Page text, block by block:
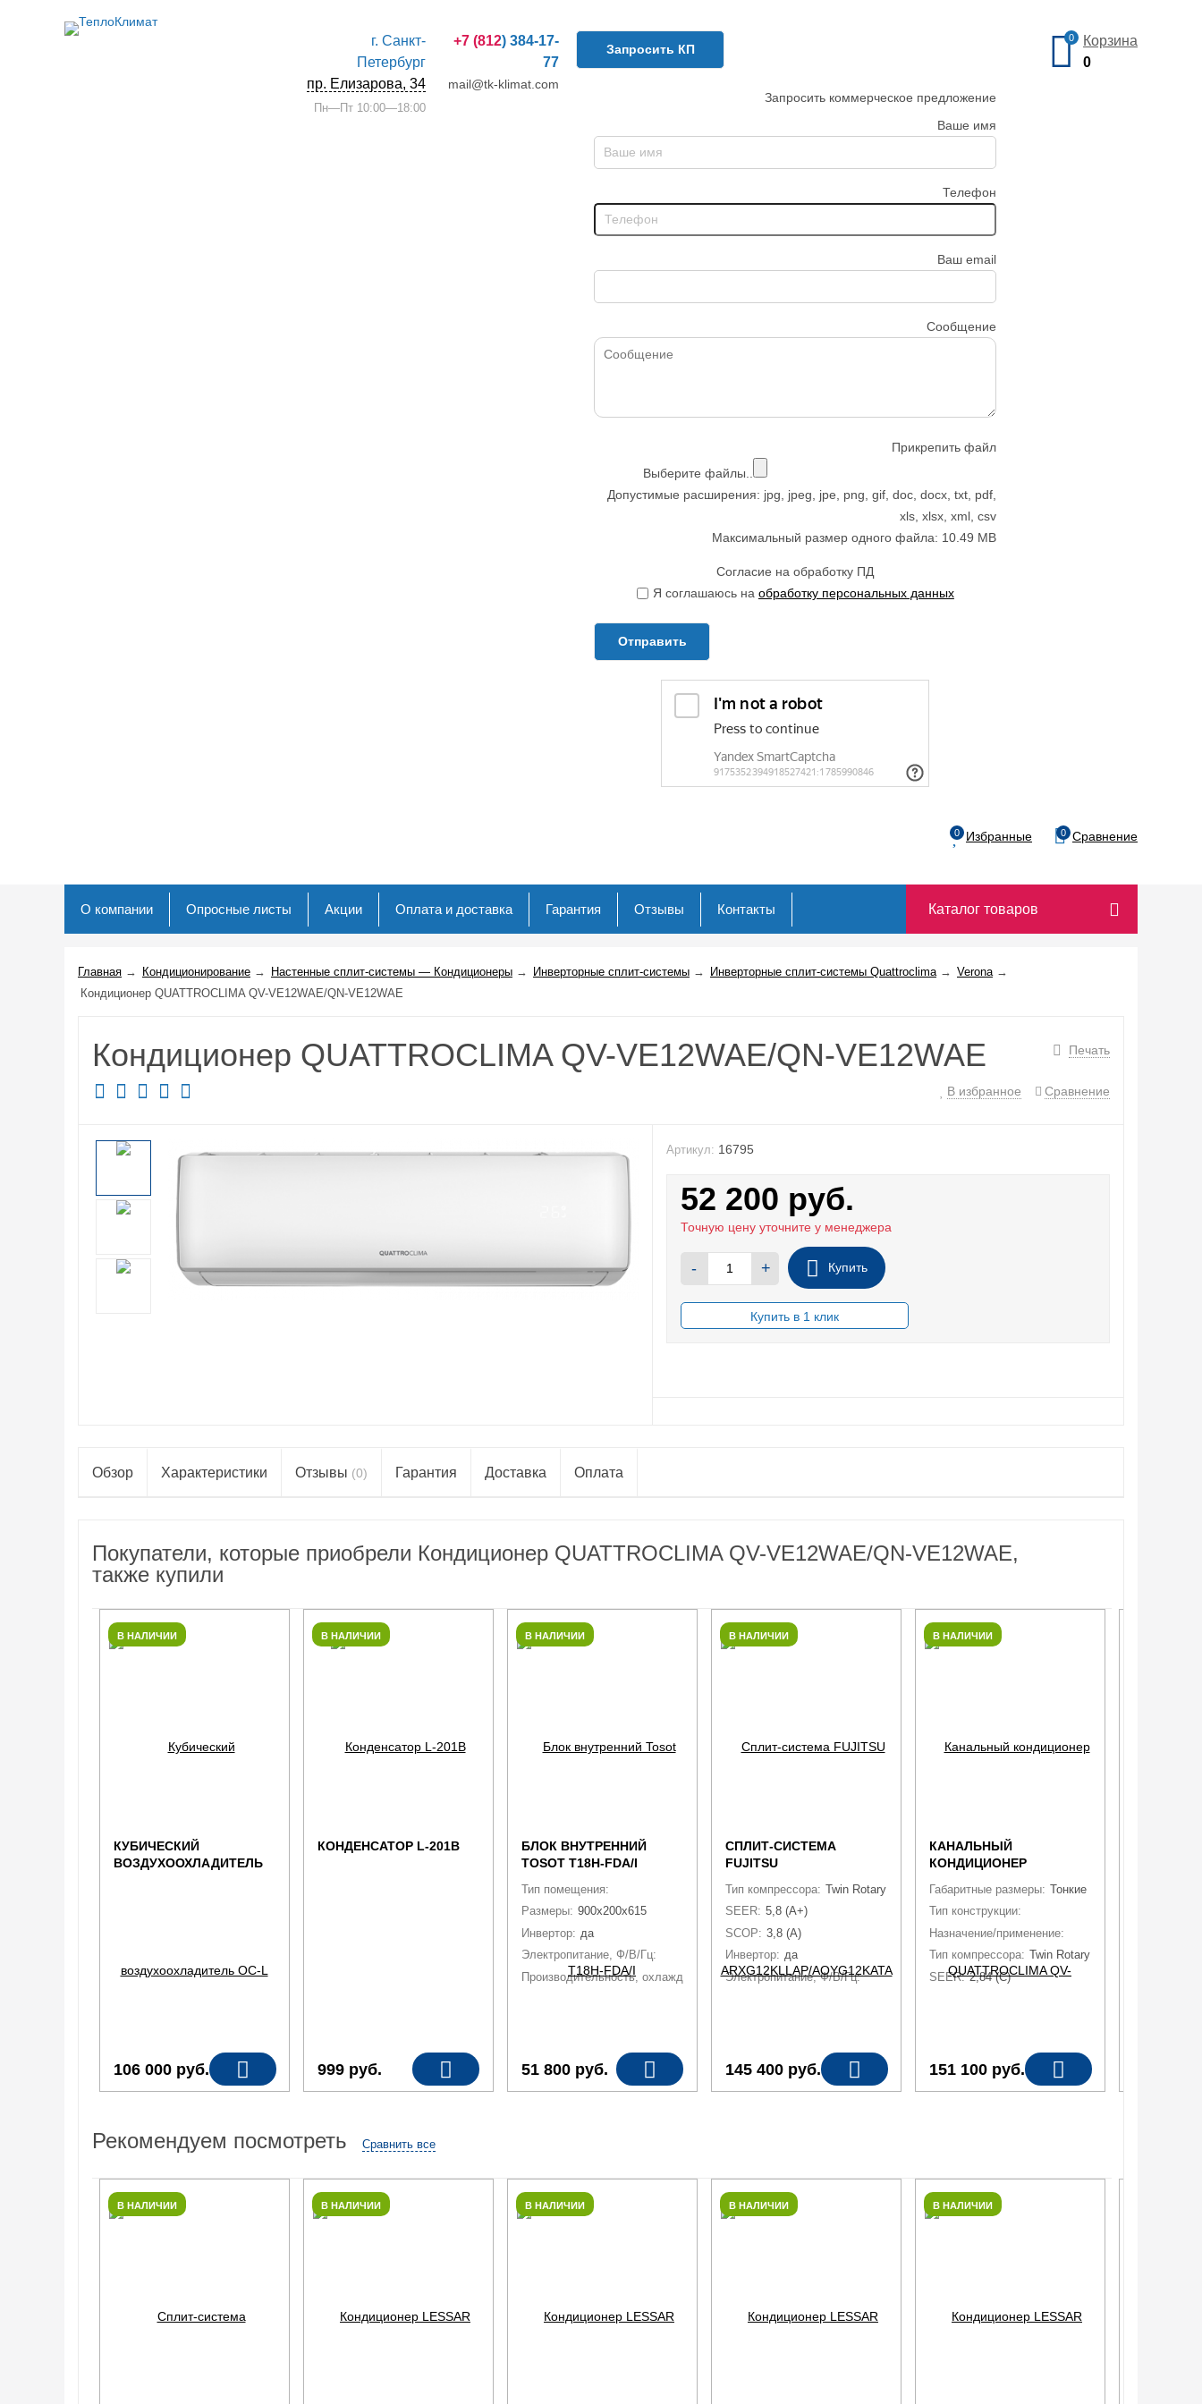
г. Санкт-
Петербург
пр. Елизарова, 34
Пн—Пт 10:00—18:00
+7 (812) 384-17-
77
mail@tk-klimat.com
Запросить КП
Запросить коммерческое предложение
Ваше имя
Телефон
Ваш email
Сообщение
Прикрепить файл
Выберите файлы..
Допустимые расширения: jpg, jpeg, jpe, png, gif, doc, docx, txt, pdf,
xls, xlsx, xml, csv
Максимальный размер одного файла: 10.49 MB
Согласие на обработку ПД
Я соглашаюсь на обработку персональных данных
Отправить
0
Корзина
0
0 Избранные 0 Сравнение
О компании Опросные листы Акции Оплата и доставка Гарантия Отзывы Контакты Каталог товаров
Главная → Кондиционирование → Настенные cплит-системы — Кондиционеры → Инверторные сплит-системы → Инверторные сплит-системы Quattroclima→ Verona→
Кондиционер QUATTROCLIMA QV-VE12WAE/QN-VE12WAE
Печать
Кондиционер QUATTROCLIMA QV-VE12WAE/QN-VE12WAE
В избранное Сравнение
Артикул: 16795
52 200 руб.
Точную цену уточните у менеджера
- + Купить
Обзор Характеристики Отзывы (0) Гарантия Доставка Оплата
Покупатели, которые приобрели Кондиционер QUATTROCLIMA QV-VE12WAE/QN-VE12WAE,
также купили
В НАЛИЧИИ
КУБИЧЕСКИЙ
ВОЗДУХООХЛАДИТЕЛЬ
106 000 руб.
В НАЛИЧИИ
КОНДЕНСАТОР L-201B
999 руб.
В НАЛИЧИИ
БЛОК ВНУТРЕННИЙ
TOSOT T18H-FDA/I
Тип помещения:
Для квартиры, Для офиса, Для дома
Размеры: 900x200x615
Инвертор: да
Электропитание, Ф/В/Гц:
Производительность, охлаждение, кВт: 5,00
51 800 руб.
В НАЛИЧИИ
СПЛИТ-СИСТЕМА
FUJITSU
Тип компрессора: Twin Rotary
SEER: 5,8 (A+)
SCOP: 3,8 (A)
Инвертор: да
Электропитание, Ф/В/Гц: 1 / 230 / 50
145 400 руб.
В НАЛИЧИИ
КАНАЛЬНЫЙ
КОНДИЦИОНЕР
I36DG/QN-I36UG
Габаритные размеры: Тонкие
Тип конструкции:
Назначение/применение:
Тип компрессора: Twin Rotary
SEER: 2,84 (C)
151 100 руб.
Рекомендуем посмотреть Сравнить все
В НАЛИЧИИ В НАЛИЧИИ В НАЛИЧИИ В НАЛИЧИИ В НАЛИЧИИ